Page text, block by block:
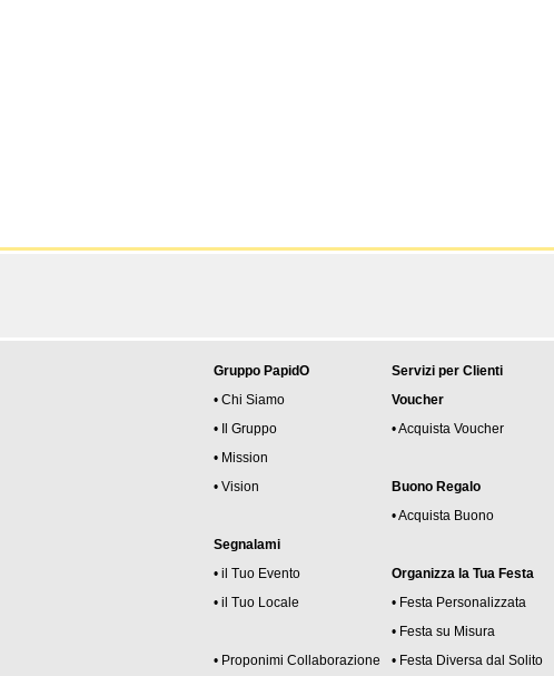
Gruppo PapidO
• Chi Siamo
• Il Gruppo
• Mission
• Vision
Segnalami
• il Tuo Evento
• il Tuo Locale
• Proponimi Collaborazione
Servizi per Clienti
Voucher
• Acquista Voucher
Buono Regalo
• Acquista Buono
Organizza la Tua Festa
• Festa Personalizzata
• Festa su Misura
• Festa Diversa dal Solito